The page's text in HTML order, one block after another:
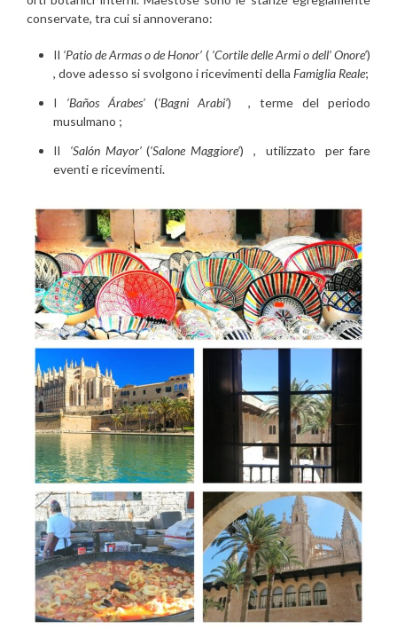
conservate, tra cui si annoverano:
Il ‘Patio de Armas o de Honor’ ( ‘Cortile delle Armi o dell’ Onore’)
, dove adesso si svolgono i ricevimenti della Famiglia Reale;
I ‘Baños Árabes’(‘Bagni Arabi’) , terme del periodo
musulmano ;
Il
‘Salón Mayor’ (‘Salone Maggiore’) , utilizzato per fare
eventi e ricevimenti.